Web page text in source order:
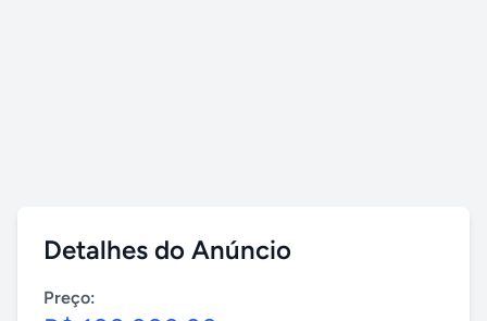
Detalhes do Anúncio
Preço: